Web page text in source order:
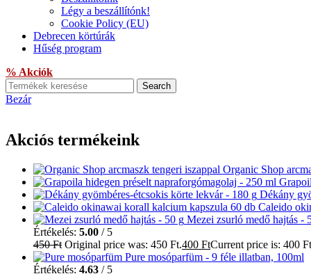
Légy a beszállítónk!
Cookie Policy (EU)
Debrecen körtúrák
Hűség program
% Akciók
Search
Bezár
Akciós termékeink
Organic Shop
Dékány
Caleido
Mezei zsurló medő hajtás -
Értékelés: 5.00 / 5
450Ft Original price was: 450 Ft.400 FtCurrent price is: 400
Pure mosóparfüm - 9 féle illatban, 100ml
Értékelés: 4.63 / 5